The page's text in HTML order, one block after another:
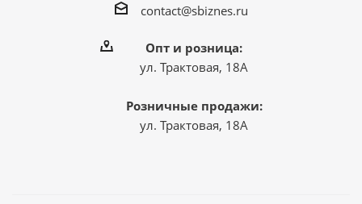
contact@sbiznes.ru
Опт и розница:
ул. Трактовая, 18А
Розничные продажи:
ул. Трактовая, 18А